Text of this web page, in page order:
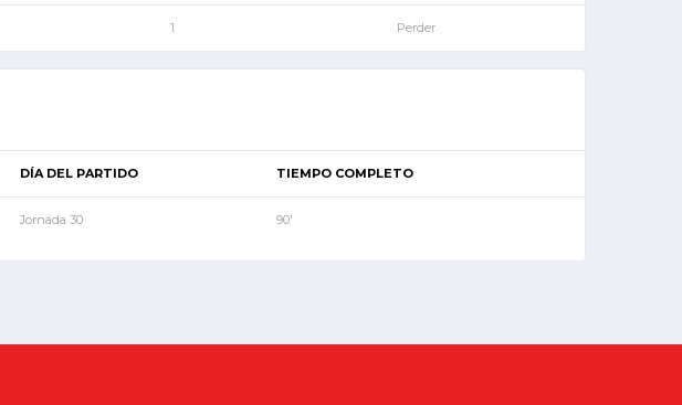
1 Perder
DÍA DEL PARTIDO TIEMPO COMPLETO
Jornada 30 90'